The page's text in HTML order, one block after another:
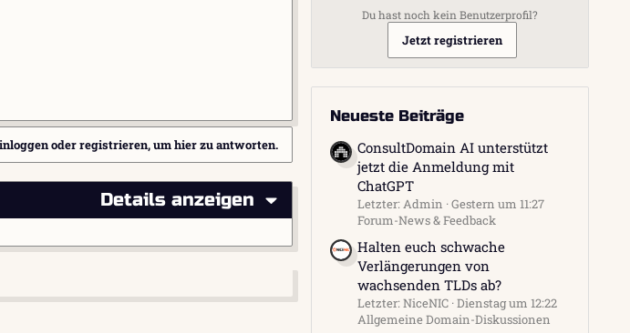
oder registrieren, um hier zu antworten.
Details anzeigen
Du hast noch kein Benutzerprofil?
Jetzt registrieren
Neueste Beiträge
ConsultDomain AI unterstützt
jetzt die Anmeldung mit
ChatGPT
Letzter: Admin Gestern um 11:27
Forum-News & Feedback
Halten euch schwache
Verlängerungen von
wachsenden TLDs ab?
Letzter: NiceNIC Dienstag um 12:22
Allgemeine Domain-Diskussionen